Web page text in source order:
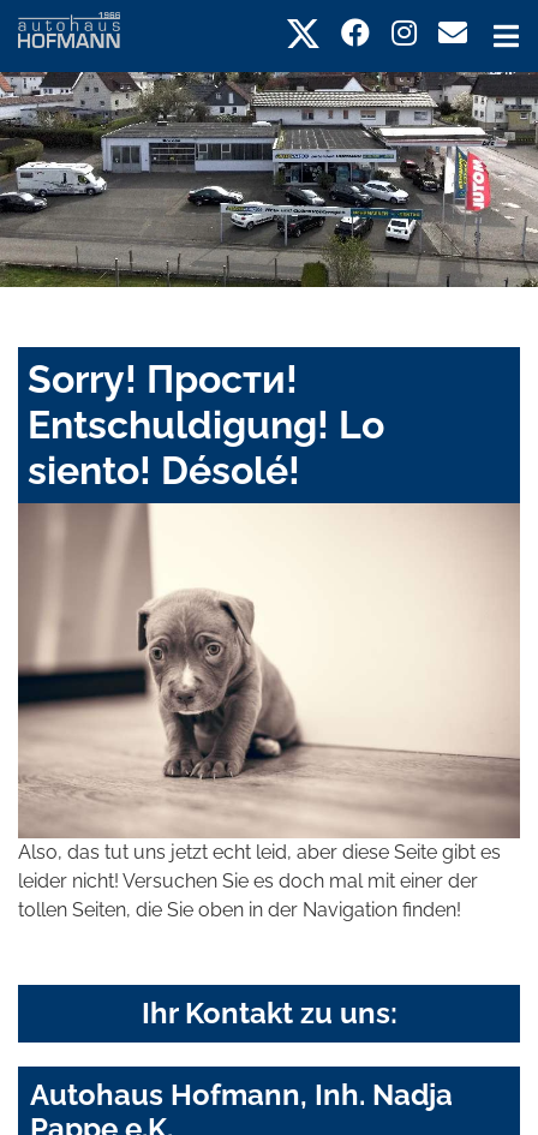
Sorry! Прости!
Entschuldigung! Lo
siento! Désolé!
Also, das tut uns jetzt echt leid, aber diese Seite gibt es
leider nicht! Versuchen Sie es doch mal mit einer der
tollen Seiten, die Sie oben in der Navigation finden!
Ihr Kontakt zu uns:
Autohaus Hofmann, Inh. Nadja